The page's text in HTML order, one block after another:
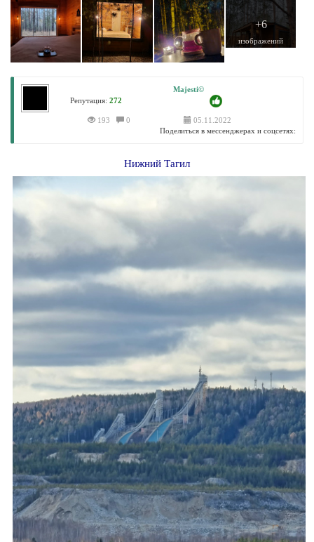
+6
изображений
Majesti©
Репутация:272
193 0
05.11.2022
Поделиться в мессенджерах и соцсетях:
Нижний Тагил